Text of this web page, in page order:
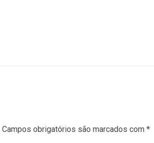
Campos obrigatórios são marcados com *